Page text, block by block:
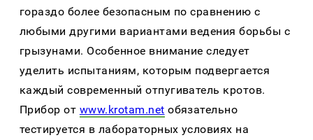
гораздо более безопасным по сравнению с
любыми другими вариантами ведения борьбы с
грызунами. Особенное внимание следует
уделить испытаниям, которым подвергается
каждый современный отпугиватель кротов.
Прибор от www.krotam.net обязательно
тестируется в лабораторных условиях на